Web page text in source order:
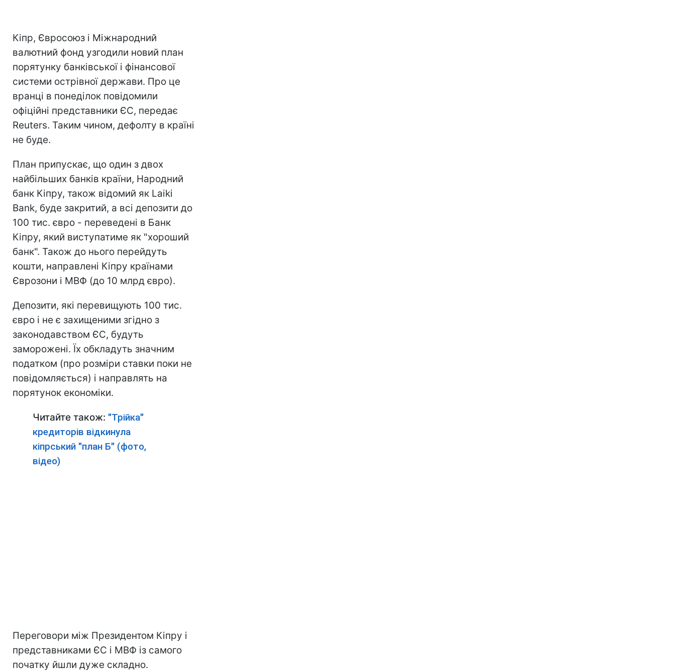
Кіпр, Євросоюз і Міжнародний
валютний фонд узгодили новий план
порятунку банківської і фінансової
системи острівної держави. Про це
вранці в понеділок повідомили
офіційні представники ЄС, передає
Reuters. Таким чином, дефолту в країні
не буде.
План припускає, що один з двох
найбільших банків країни, Народний
банк Кіпру, також відомий як Laiki
Bank, буде закритий, а всі депозити до
100 тис. євро - переведені в Банк
Кіпру, який виступатиме як "хороший
банк". Також до нього перейдуть
кошти, направлені Кіпру країнами
Єврозони і МВФ (до 10 млрд євро).
Депозити, які перевищують 100 тис.
євро і не є захищеними згідно з
законодавством ЄС, будуть
заморожені. Їх обкладуть значним
податком (про розміри ставки поки не
повідомляється) і направлять на
порятунок економіки.
Читайте також: "Трійка"
кредиторів відкинула
кіпрський "план Б" (фото,
відео)
Переговори між Президентом Кіпру і
представниками ЄС і МВФ із самого
початку йшли дуже складно.